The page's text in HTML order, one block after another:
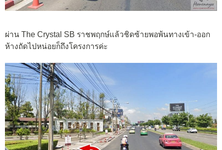
ผ่าน The Crystal SB ราชพฤกษ์แล้วชิดซ้ายพอพ้นทางเข้า-ออก
ห้างถัดไปหน่อยก็ถึงโครงการค่ะ